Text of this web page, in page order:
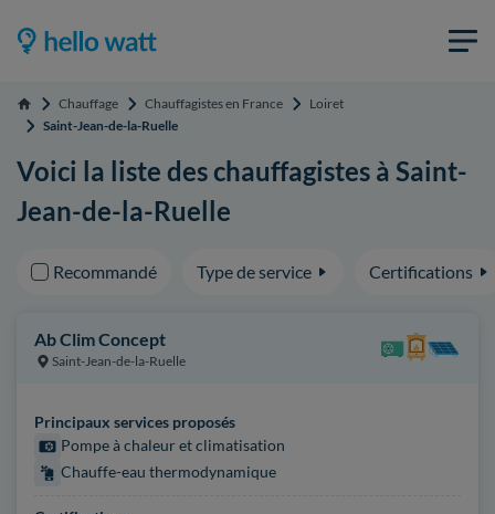
Accueil Chauffage Chauffagistes en France
Loiret
Saint-Jean-de-la-Ruelle
Voici la liste des chauffagistes à Saint-
Jean-de-la-Ruelle
Recommandé Type de service Certifications
Ab Clim Concept
Saint-Jean-de-la-Ruelle
Principaux services proposés
Pompe à chaleur et climatisation
Chauffe-eau thermodynamique